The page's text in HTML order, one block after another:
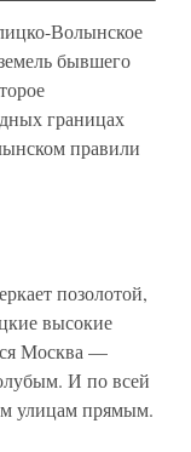
Волынское
бывшего
границах
правили
позолотой,
высокие
Москва —
И по всей
улицам прямым.